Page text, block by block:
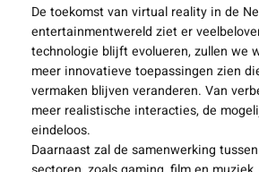
REALITY IN
De toekomst van virtual reality in de
entertainmentwereld ziet er
technologie blijft evolueren, zullen we